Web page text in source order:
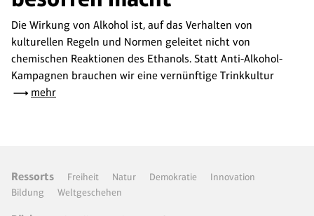
Die Wirkung von Alkohol ist, auf das Verhalten von
kulturellen Regeln und Normen geleitet nicht von
chemischen Reaktionen des Ethanols. Statt Anti-Alkohol-
Kampagnen brauchen wir eine vernünftige Trinkkultur
mehr
Ressorts Freiheit Natur Demokratie
Innovation
Bildung
Weltgeschehen